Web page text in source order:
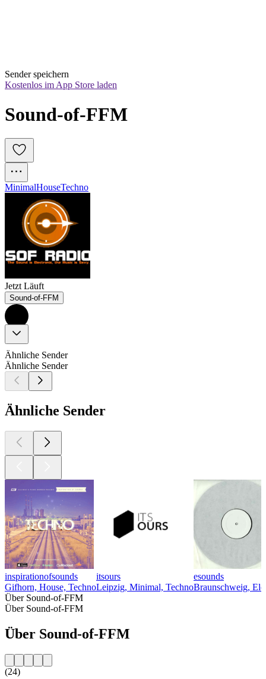
Sender speichern
Kostenlos im App Store laden
MinimalHouseTechno
Jetzt Läuft
Sound-of-FFM
Ähnliche Sender
Ähnliche Sender
Ähnliche Sender
inspirationofsounds
Gifhorn, House, Techno
itsours
Leipzig, Minimal, Techno
esounds
Braunschweig,
Über Sound-of-FFM
Über Sound-of-FFM
Über Sound-of-FFM
(24)